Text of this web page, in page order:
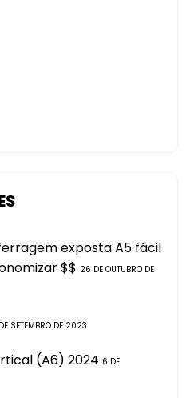
exposta A5 fácil
$$ 26 DE OUTUBRO DE
SETEMBRO DE 2023
(A6) 2024 6 DE